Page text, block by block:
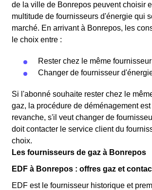
de la ville de Bonrepos peuvent choisir
multitude de fournisseurs d'énergie qui
marché. En arrivant à Bonrepos, les
le choix entre :
Rester chez le même
Changer de fournisseur
Si l'abonné souhaite rester chez le
gaz, la procédure de déménagement
revanche, s'il veut changer de
doit contacter le service client du
choix.
Les fournisseurs de gaz à Bonrepos
EDF à Bonrepos : offres gaz et
EDF est le fournisseur historique et